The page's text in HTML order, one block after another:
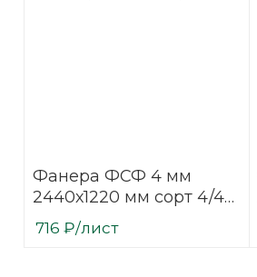
Фанера ФСФ 4 мм
2440х1220 мм сорт 4/4
нешлифованная
березовая
716 ₽/лист